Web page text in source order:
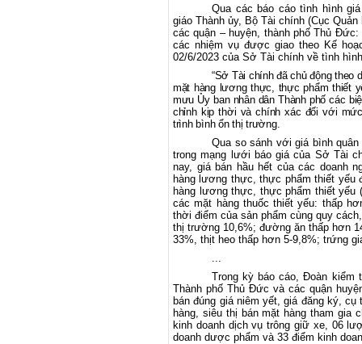
Qua các báo cáo tình hình
giáo Thành ủy, Bộ Tài chính (Cục
các quận – huyện, thành phố Thủ
các nhiệm vụ được giao theo Kế
02/6/2023 của Sở Tài chính về tình
“Sở Tài chính đã chủ động theo
mặt hàng lương thực, thực phẩm thiết
mưu Ủy ban nhân dânThành phố các
chỉnh kịp thời và chính xác đối với
trình bình ổn thị trường.
Qua so sánh với giá bình
trong mạng lưới báo giá của Sở Tài
nay, giá bán hầu hết của các doanh
hàng lương thực, thực phẩm thiết yếu
hàng lương thực, thực phẩm thiết yếu
các mặt hàng thuốc thiết yếu: thấp
thời điểm của sản phẩm cùng quy
thị trường 10,6%; đường ăn thấp hơn
33%, thịt heo thấp hơn 5-9,8%; trứng
...
Trong kỳ báo cáo, Đoàn kiểm
Thành phố Thủ Đức và các quận
bán đúng giá niêm yết, giá đăng ký,
hàng, siêu thị bán mặt hàng tham
kinh doanh dịch vụ trông giữ xe, 06
doanh dược phẩm và 33 điểm kinh